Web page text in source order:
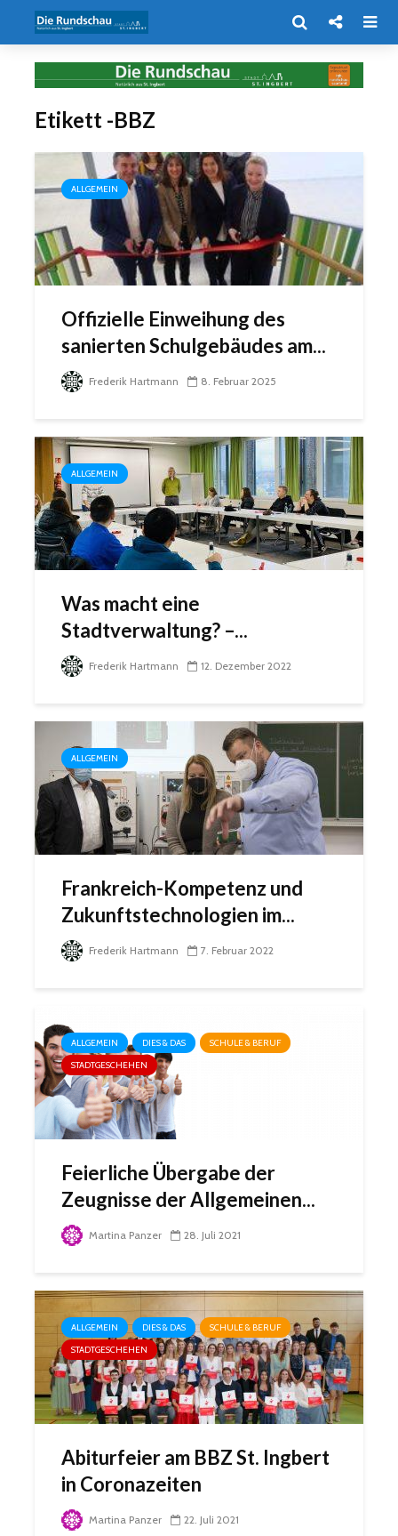
Etikett -BBZ
ALLGEMEIN
Offizielle Einweihung des
sanierten Schulgebäudes am...
Frederik Hartmann 8. Februar 2025
ALLGEMEIN
Was macht eine
Stadtverwaltung? –...
Frederik Hartmann 12. Dezember 2022
ALLGEMEIN
Frankreich-Kompetenz und
Zukunftstechnologien im...
Frederik Hartmann 7. Februar 2022
ALLGEMEIN DIES & DAS
SCHULE & BERUF
STADTGESCHEHEN
Feierliche Übergabe der
Zeugnisse der Allgemeinen...
Martina Panzer 28. Juli 2021
ALLGEMEIN DIES & DAS
SCHULE & BERUF
STADTGESCHEHEN
Abiturfeier am BBZ St. Ingbert
in Coronazeiten
Martina Panzer 22. Juli 2021